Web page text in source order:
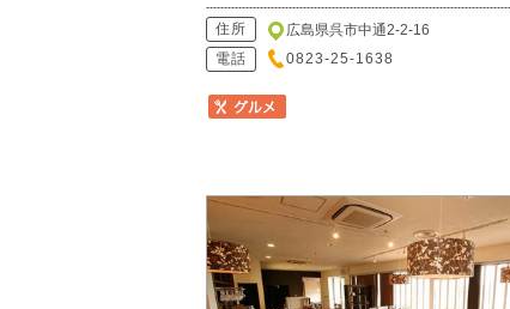
住所
広島県呉市中通2-2-16
電話
0823-25-1638